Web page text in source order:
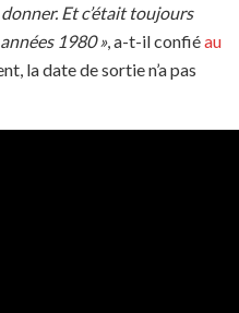
Et c’était toujours
1980 », a-t-il confiéau
la date de sortie n’a pas